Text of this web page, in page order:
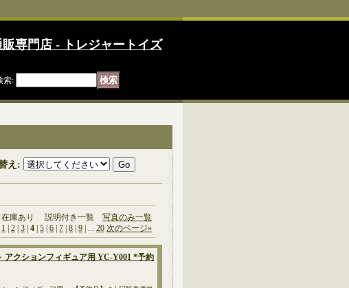
専門店 - トレジャートイズ
索:
え :
在庫あり 説明付き一覧 写真のみ一覧
1 2 3 4 5 6 7 8 9 ... 20 次のページ»
アクションフィギュア用 YC-Y001 *予約